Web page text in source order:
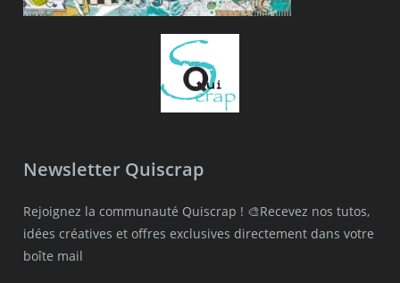
Newsletter Quiscrap
Rejoignez la communauté Quiscrap ! 🎨Recevez nos tutos,
idées créatives et offres exclusives directement dans votre
boîte mail